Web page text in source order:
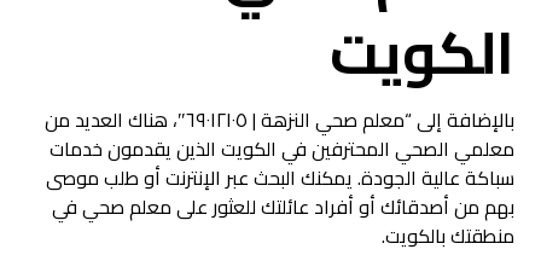
الكويت
بالإضافة إلى “معلم صحي النزهة | ٦٩٠١٢١٠٥″، هناك العديد من
معلمي الصحي المحترفين في الكويت الذين يقدمون خدمات
سباكة عالية الجودة. يمكنك البحث عبر الإنترنت أو طلب موصى
بهم من أصدقائك أو أفراد عائلتك للعثور على معلم صحي في
منطقتك بالكويت.